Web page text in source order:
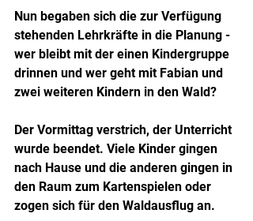
Nun begaben sich die zur Verfügung
stehenden Lehrkräfte in die Planung -
wer bleibt mit der einen Kindergruppe
drinnen und wer geht mit Fabian und
zwei weiteren Kindern in den Wald?
Der Vormittag verstrich, der Unterricht
wurde beendet. Viele Kinder gingen
nach Hause und die anderen gingen in
den Raum zum Kartenspielen oder
zogen sich für den Waldausflug an.